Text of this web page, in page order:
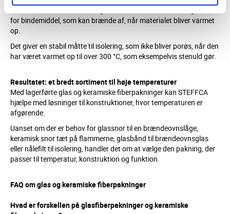
for bindemiddel, som kan brænde af, når materialet bliver varmet
op.
Det giver en stabil måtte til isolering, som ikke bliver porøs, når den
har været varmet op til over 300 °C, som eksempelvis stenuld gør.
Resultatet: et bredt sortiment til høje temperaturer
Med lagerførte glas og keramiske fiberpakninger kan STEFFCA
hjælpe med løsninger til konstruktioner, hvor temperaturen er
afgørende.
Uanset om der er behov for glassnor til en brændeovnslåge,
keramisk snor tæt på flammerne, glasbånd til brændeovnsglas
eller nålefilt til isolering, handler det om at vælge den pakning, der
passer til temperatur, konstruktion og funktion.
FAQ om glas og keramiske fiberpakninger
Hvad er forskellen på glasfiberpakninger og keramiske